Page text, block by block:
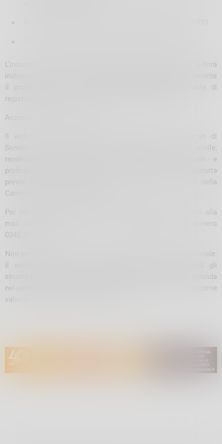
L’incontro, condotto dall’Avvocato Clizia Cacciamani, offrirà
indicazioni pratiche e consigli utili per proteggere efficacemente
il proprio marchio, con approfondimenti sulle procedure di
registrazione e sulle best practice per la tutela legale.
Accreditamento e iscrizioni
Il webinar è stato accreditato dall’Ordine degli Avvocati di
Sondrio, riconoscendo crediti formativi in diritto civile,
rendendo l’evento ancora più rilevante per avvocati e
professionisti del settore legale. La partecipazione è gratuita
previa iscrizione attraverso la sezione eventi del sito della
Camera di Commercio di Sondrio.
Per ulteriori informazioni, è possibile contattare gli uffici alla
mail
o telefonicamente al numero
0342.527.111.
Non perdere questa occasione di aggiornamento professionale:
il webinar sulla tutela dei marchi d’impresa ti fornirà gli
strumenti necessari per proteggere il valore della tua azienda
nel panorama competitivo attuale. Iscriviti subito e scopri come
valorizzare e difendere il tuo marchio!